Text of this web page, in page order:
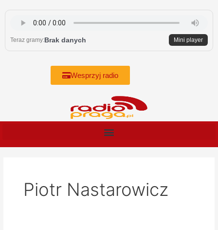
content
Teraz gramy:Brak danych Mini player
Wesprzyj radio
Piotr Nastarowicz